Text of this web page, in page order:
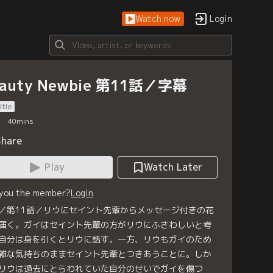
Watch now Login
Newbie 第11話／字幕
40mins
Play
Watch Later
the member?Login
第11話／リウにセイント先輩からメッセージ付きの花
く。ガイはセイント先輩の方がリウにふさわしいと考
分は身を引くとリウに話す。一方、リウもガイのため
な気持ちのままセイント先輩とつきあうことに。しか
ウは過去にとらわれていた自分のせいでガイを傷つ